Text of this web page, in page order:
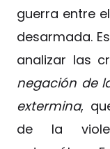
guerra entre
desarmada.
analizar las
negación de
extermina,
de la